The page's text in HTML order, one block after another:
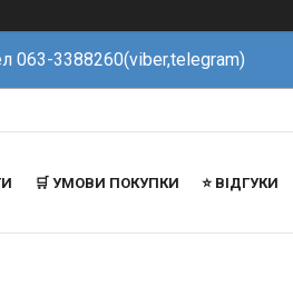
063-3388260(viber,telegram)
🛒 УМОВИ ПОКУПКИ ⭐️ ВІДГУКИ